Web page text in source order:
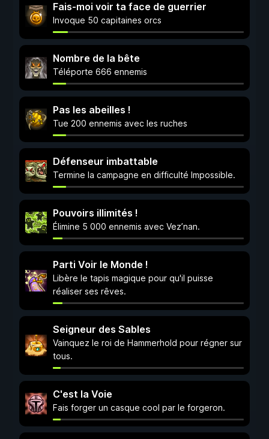
Fais-moi voir ta face de guerrier
Invoque 50 capitaines orcs
Nombre de la bête
Téléporte 666 ennemis
Pas les abeilles !
Tue 200 ennemis avec les ruches
Défenseur imbattable
Termine la campagne en difficulté Impossible.
Pouvoirs illimités !
Élimine 5 000 ennemis avec Vez’nan.
Parti Voir le Monde !
Libère le tapis magique pour qu'il puisse
réaliser ses rêves.
Seigneur des Sables
Vainquez le roi de Hammerhold pour régner sur
tous.
C'est la Voie
Fais forger un casque cool par le forgeron.